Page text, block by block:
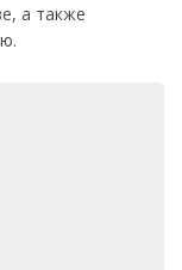
а также